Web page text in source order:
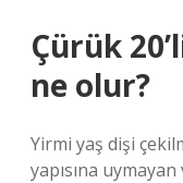
Çürük
ne olur?
Yirmi yaş dişi
yapısına uymayan